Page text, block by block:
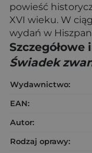
powieść
XVI wieku. W
wydań w
Świadek
Wydawnictwo:
EAN:
Autor:
Rodzaj oprawy: